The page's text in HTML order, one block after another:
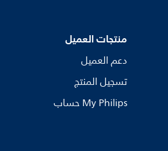
منتجات العميل
دعم العميل
تسجيل المنتج
My Philips حساب